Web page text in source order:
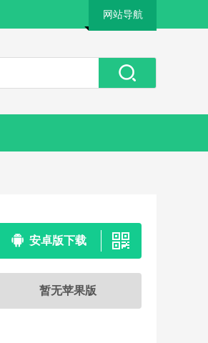
网站导航
安卓版下载
暂无苹果版